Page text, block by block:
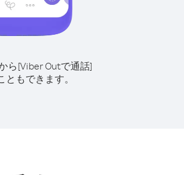
ら[Viber Outで通話]
もできます。